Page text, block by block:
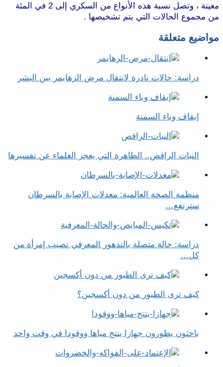
معينة ، وتصل نسبة هذه الأنواع من السكري إلى 2 في المئة
من مجموع الحالات التي يتم تشخيصها .
مواضيع متعلقة
دراسة: حالات نادرة لانتقال مرض الزهايمر بين البشر
إيقاف وباء السمنة
النبات الراقص.. الظاهرة التي يعجز العلماء عن تفسيرها
منظمة الصحة العالمية: معدلات الإصابة بالسرطان
سترتفع…
دراسة: حالة متصلة بالتدهور المعرفي تصيب إمرأة من
كل…
كيف ترى الطيور من دون أكسجين؟
باحثون يطورون جهازا ينتج مياها ووقودا في وقت واحد